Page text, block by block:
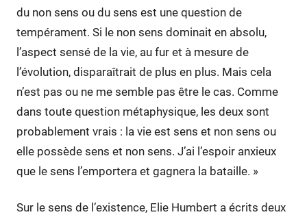
du non sens ou du sens est une question de
tempérament. Si le non sens dominait en absolu,
l’aspect sensé de la vie, au fur et à mesure de
l’évolution, disparaîtrait de plus en plus. Mais cela
n’est pas ou ne me semble pas être le cas. Comme
dans toute question métaphysique, les deux sont
probablement vrais : la vie est sens et non sens ou
elle possède sens et non sens. J’ai l’espoir anxieux
que le sens l’emportera et gagnera la bataille. »
Sur le sens de l’existence, Elie Humbert a écrits deux